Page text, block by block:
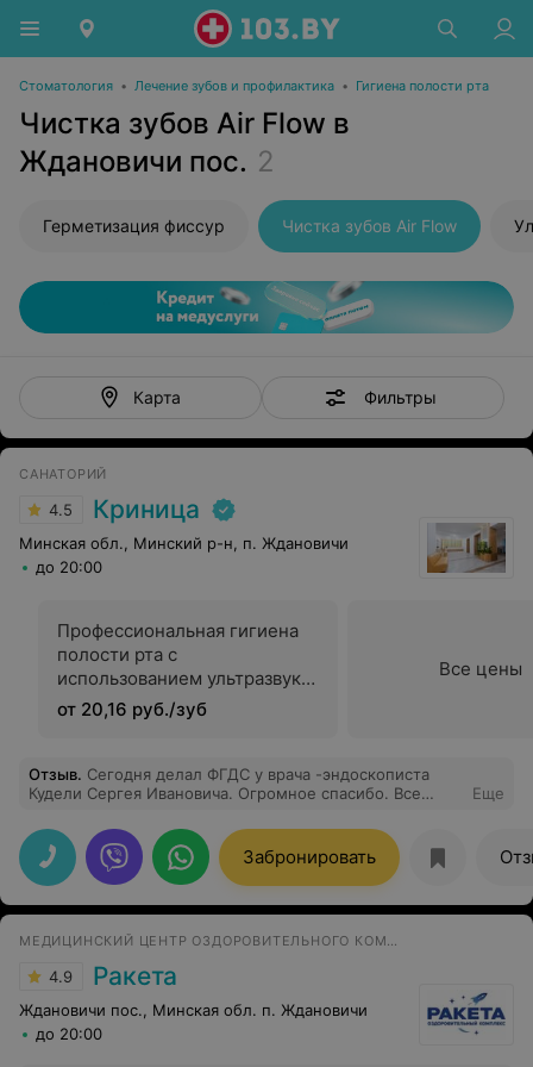
Стоматология • Лечение зубов и профилактика • Гигиена полости рта
Чистка зубов Air Flow в
Ждановичи пос. 2
Герметизация фиссур Чистка зубов Air Flow
Карта Фильтры
САНАТОРИЙ
4.5 Криница
Минская обл., Минский р-н, п. Ждановичи
до 20:00
Профессиональная гигиена
полости рта с
использованием ультразвука
и АIR-flow
от 20,16 руб./зуб
Все цены
Отзыв. Сегодня делал ФГДС у врача -эндоскописта
Кудели Сергея Ивановича. Огромное спасибо. Все
очень выраженыый рвотный рефлекс, но благодаря
опыту и проффесионализму доктора, а также его
медсестре, все прошло успешно. Однозначно
рекомендую!
Еще
Забронировать
МЕДИЦИНСКИЙ ЦЕНТР ОЗДОРОВИТЕЛЬНОГО КОМПЛЕКСА
4.9 Ракета
Ждановичи пос., Минская обл. п. Ждановичи
до 20:00